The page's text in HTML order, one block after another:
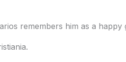
remembers him as a